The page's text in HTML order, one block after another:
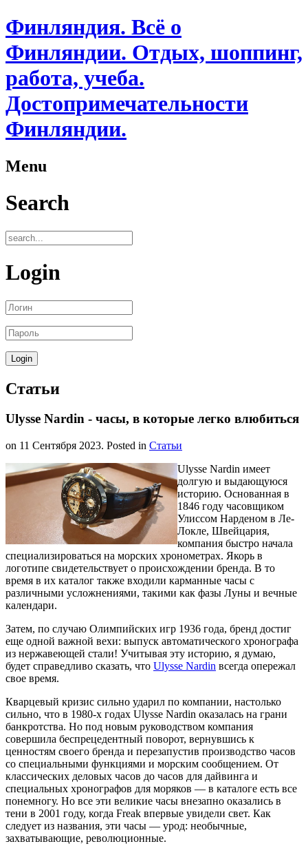
Финляндия. Всё о
Финляндии. Отдых, шоппинг,
работа, учеба.
Достопримечательности
Финляндии.
Menu
Search
Login
Статьи
Ulysse Nardin - часы, в которые легко влюбиться
on 11 Сентября 2023. Posted in Статьи
Ulysse Nardin имеет
долгую и выдающуюся
историю. Основанная в
1846 году часовщиком
Улиссом Нарденом в Ле-
Локле, Швейцария,
компания быстро начала
специализироваться на морских хронометрах. Якорь в
логотипе свидетельствует о происхождении бренда. В то
время в их каталог также входили карманные часы с
различными усложнениями, такими как фазы Луны и вечные
календари.
Затем, по случаю Олимпийских игр 1936 года, бренд достиг
еще одной важной вехи: выпуск автоматического хронографа
из нержавеющей стали! Учитывая эту историю, я думаю,
будет справедливо сказать, что Ulysse Nardin всегда опережал
свое время.
Кварцевый кризис сильно ударил по компании, настолько
сильно, что в 1980-х годах Ulysse Nardin оказалась на грани
банкротства. Но под новым руководством компания
совершила беспрецедентный поворот, вернувшись к
ценностям своего бренда и перезапустив производство часов
со специальными функциями и морским сообщением. От
классических деловых часов до часов для дайвинга и
специальных хронографов для моряков — в каталоге есть все
понемногу. Но все эти великие часы внезапно оказались в
тени в 2001 году, когда Freak впервые увидели свет. Как
следует из названия, эти часы — урод: необычные,
захватывающие, революционные.